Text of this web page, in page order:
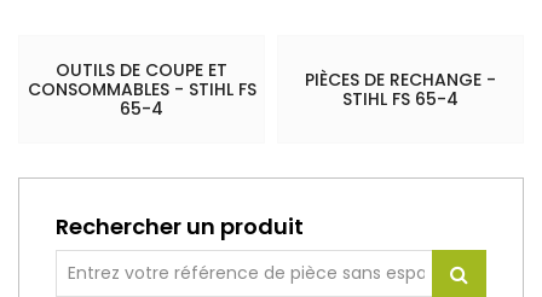
OUTILS DE COUPE ET
CONSOMMABLES - STIHL FS
65-4
PIÈCES DE RECHANGE -
STIHL FS 65-4
Rechercher un produit